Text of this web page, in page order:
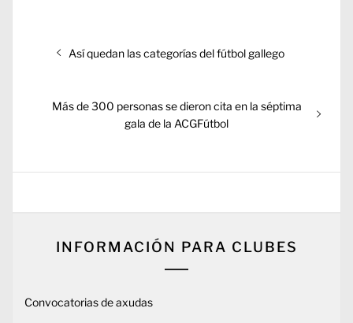
Entrada
Así quedan las categorías del fútbol gallego
Entrada
Más de 300 personas se dieron cita en la séptima
gala de la ACGFútbol
INFORMACIÓN PARA CLUBES
Convocatorias de axudas